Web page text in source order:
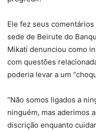
Ele fez seus
sede de Beirute do
Mikati denunciou como
com questões
poderia levar a um
“Não somos ligados a
ninguém, mas aderimos
discrição enquanto